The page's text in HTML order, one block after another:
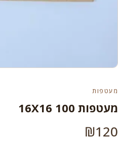
מעטפות
מעטפות 100 16X16
₪120